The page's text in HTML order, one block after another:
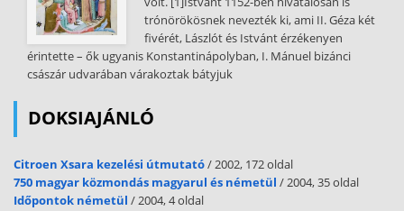
kiválasztott mintavételi szakasz élőhelyi háttérváltozóinak rögzítése
a terepi jegyzőkönyvben (4. melléklet) Az egyes habitat-típusok, és
azok egymáshoz viszonyított arányának (százalékos borítás)
becslése (1. táblázat) és a hozzájuk tartozó mintaegységek
számának meghatározása. A habitat-típusoknak a teljes
(reprezentatívnak) lenni. Azoknak a nagyobb vízfolyásoknak és
vonatkoztatni a habitat-típusok arányát. Aljzat-típusa %-os borítás
Mintaegységek száma
trónörökösnek nevezték ki, ami II. Géza két
fivérét, Lászlót és Istvánt érzékenyen
érintette – ők ugyanis Konstantinápolyban, I. Mánuel bizánci
császár udvarában várakoztak bátyjuk
DOKSIAJÁNLÓ
Citroen Xsara kezelési útmutató/ 2002, 172 oldal
750 magyar közmondás magyarul és németül / 2004, 35 oldal
Időpontok németül / 2004, 4 oldal